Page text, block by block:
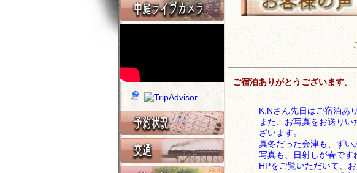
ご宿泊ありがとうございます。
K.Nさん先日はご宿泊あ
また、お写真をお送り
ざいます。
真冬だった会津も、ずい
写真も、日射しが春です
HPをご覧いただいて、